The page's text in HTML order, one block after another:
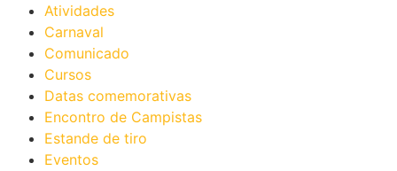
Atividades
Carnaval
Comunicado
Cursos
Datas comemorativas
Encontro de Campistas
Estande de tiro
Eventos